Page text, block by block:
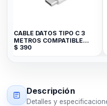
CABLE DATOS TIPO C 3
METROS COMPATIBLE
BLANCO JK
$ 390
Descripción
Detalles y